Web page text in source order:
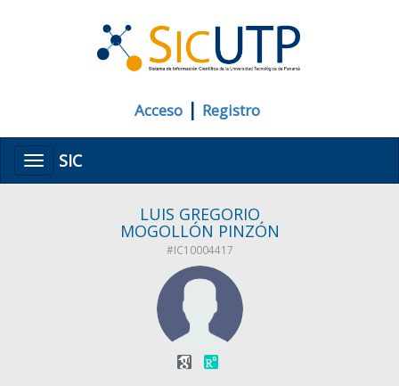
Acceso | Registro
MenúSIC
LUIS GREGORIO
MOGOLLÓN PINZÓN
#IC10004417